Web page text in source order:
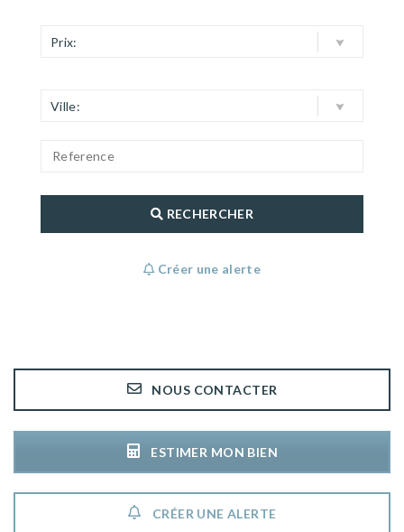
Prix:
Ville:
RECHERCHER
Créer une alerte
NOUS CONTACTER
ESTIMER MON BIEN
CRÉER UNE ALERTE